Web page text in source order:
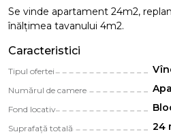
Se vinde apartament 24m2,
înălțimea tavanului 4m2.
Caracteristici
Tipul ofertei
Numărul de camere
Fond locativ
Suprafață totală 24